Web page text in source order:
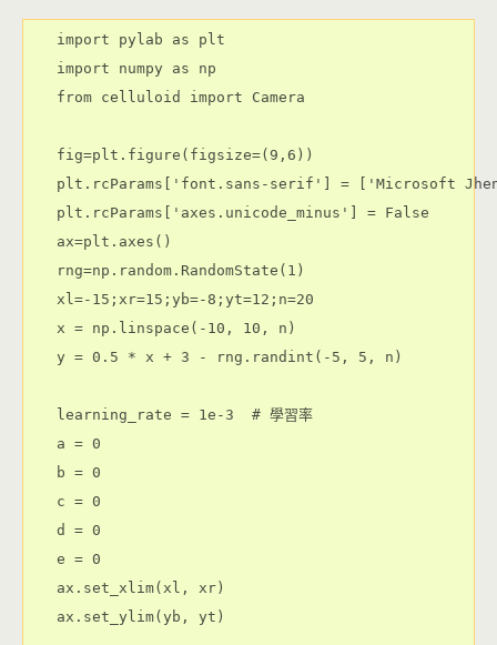
import pylab as plt
import numpy as np
from celluloid import Camera
fig=plt.figure(figsize=(9,6))
plt.rcParams['font.sans-serif'] = ['Microsoft
plt.rcParams['axes.unicode_minus'] = False
ax=plt.axes()
rng=np.random.RandomState(1)
xl=-15;xr=15;yb=-8;yt=12;n=20
x = np.linspace(-10, 10, n)
y = 0.5 * x + 3 - rng.randint(-5, 5, n)
learning_rate = 1e-3  # 學習率
a = 0
b = 0
c = 0
d = 0
e = 0
ax.set_xlim(xl, xr)
ax.set_ylim(yb, yt)